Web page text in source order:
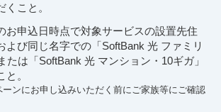
くこと。
お申込日時点で対象サービスの設置先住
よび同じ名字での「SoftBank 光 ファミリ
たは「SoftBank 光 マンション・10ギガ」
。
ーンにお申し込みいただく前にご家族等にご確認